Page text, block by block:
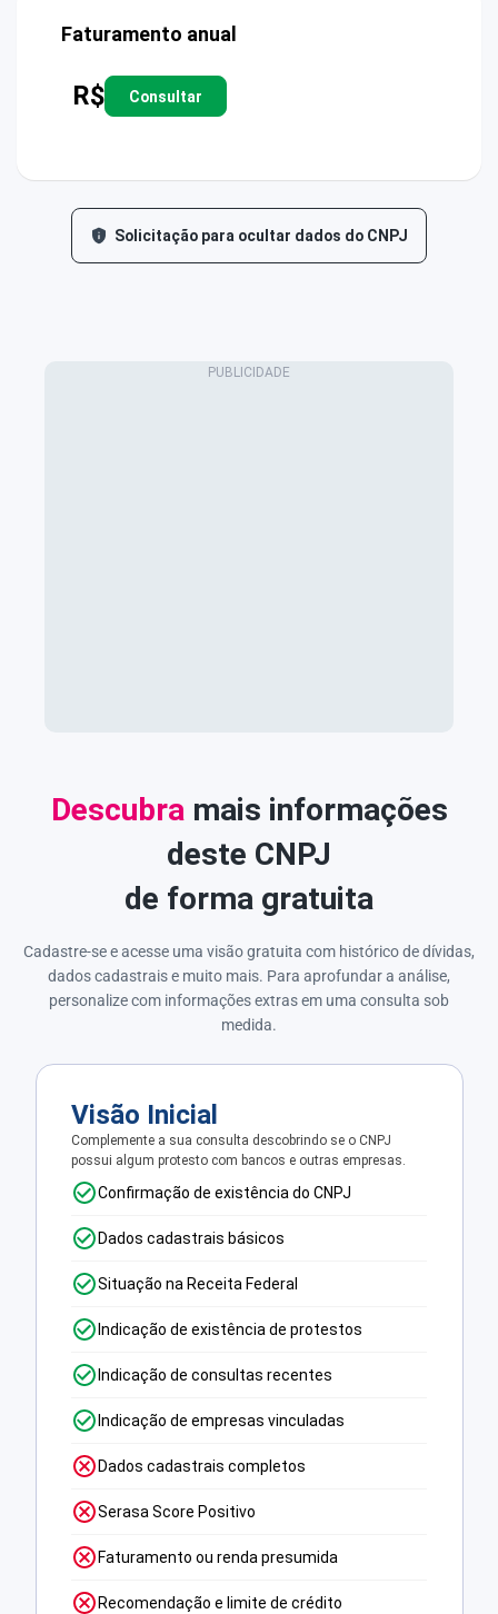
Faturamento anual
R$ Consultar
Solicitação para ocultar dados do CNPJ
Descubra mais informações
deste CNPJ
de forma gratuita
Cadastre-se e acesse uma visão gratuita com histórico de dívidas,
dados cadastrais e muito mais. Para aprofundar a análise,
personalize com informações extras em uma consulta sob
medida.
Visão Inicial
Complemente a sua consulta descobrindo se o CNPJ
possui algum protesto com bancos e outras empresas.
Confirmação de existência do CNPJ
Dados cadastrais básicos
Situação na Receita Federal
Indicação de existência de protestos
Indicação de consultas recentes
Indicação de empresas vinculadas
Dados cadastrais completos
Serasa Score Positivo
Faturamento ou renda presumida
Recomendação e limite de crédito